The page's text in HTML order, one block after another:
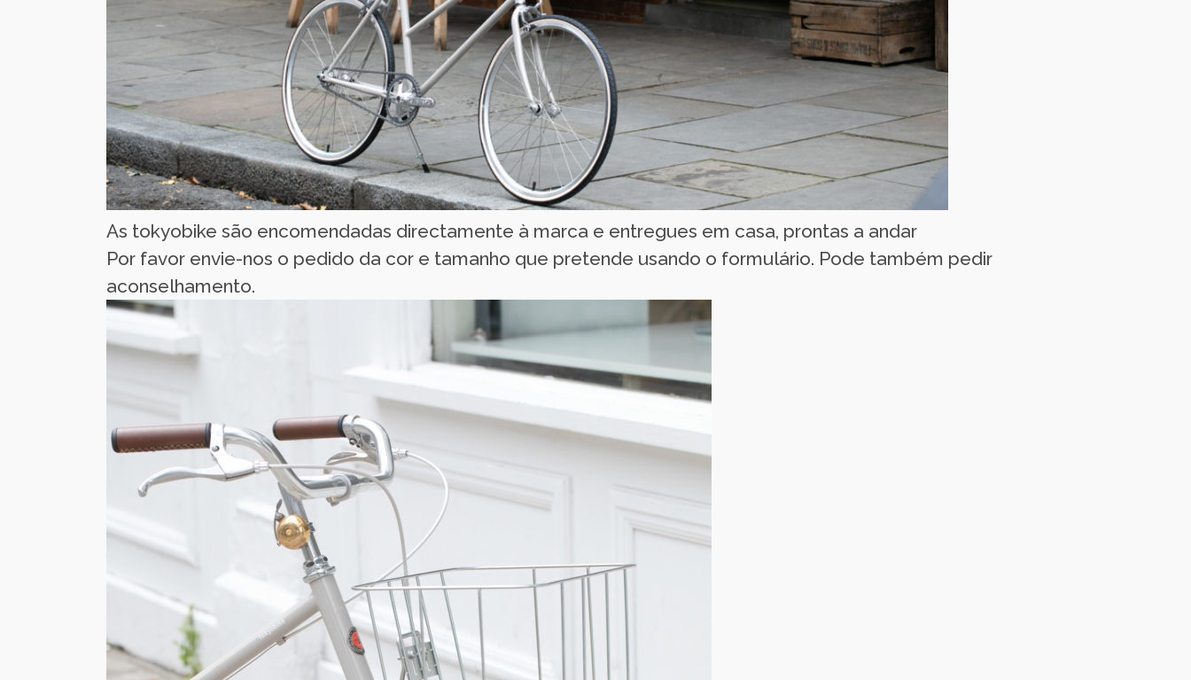
As tokyobike são encomendadas directamente à marca e entregues em casa, prontas a andar
Por favor envie-nos o pedido da cor e tamanho que pretende usando o formulário. Pode também pedir
aconselhamento.